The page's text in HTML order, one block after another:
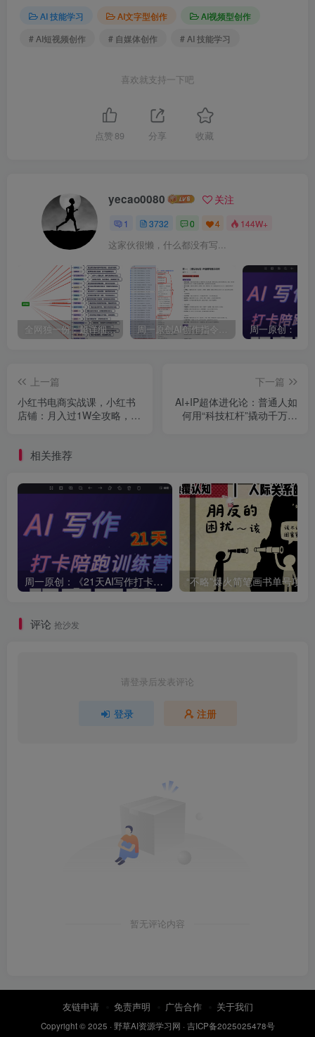
AI 技能学习 AI文字型创作
AI视频型创作
# AI短视频创作
# 自媒体创作 # AI 技能学习
喜欢就支持一下吧
点赞 89 分享 收藏
yecao0080 关注
1 3732 0 4 144W+
这家伙很懒，什么都没有写...
全网独一份：超详细的40+个自媒体赛道领域解析手册，让你的内容创作不再局限！ 周一原创AI创作指令词：30+个领域赛道的创作提示词集合
上一篇
小红书电商实战课，小红书
店铺：月入过1W全攻略，新
下一篇
AI+IP超体进化论：普通人如
何用“科技杠杆”撬动千万变
相关推荐
周一原创：《21天AI写作打卡陪跑训练营》全部内容讲解！（网站会员免费学习…）
评论 抢沙发
请登录后发表评论
登录 注册
暂无评论内容
友链申请 免责声明 广告合作 关于我们
Copyright © 2025 · 野草AI资源学习网 · 吉ICP备2025025478号